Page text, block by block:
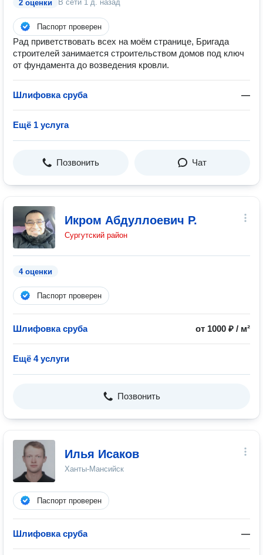
2 оценки В сети 1 д. назад
Паспорт проверен
Рад приветствовать всех на моём странице, Бригада
строителей занимается строительством домов под ключ
от фундамента до возведения кровли.
Шлифовка сруба —
Ещё 1 услуга
Позвонить Чат
Икром Абдуллоевич Р.
Сургутский район
4 оценки
Паспорт проверен
Шлифовка сруба от 1000 ₽ / м²
Ещё 4 услуги
Позвонить
Илья Исаков
Ханты-Мансийск
Паспорт проверен
Шлифовка сруба —